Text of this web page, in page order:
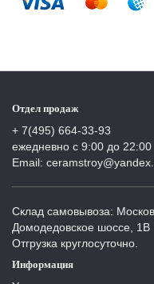
Отдел продаж
+ 7(495) 664-33-93
ежедневно с 9:00 до 22:00
Email:
Склад самовывоза:
Домодедовское шоссе, 1В
Отгрузка круглосуточно.
Информация